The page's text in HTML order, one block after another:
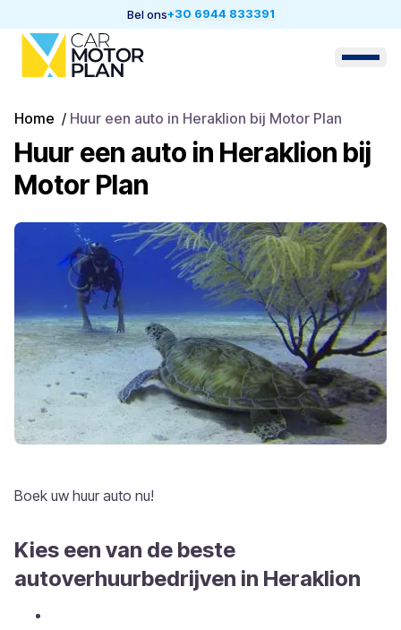
Bel ons+30 6944 833391
Home / Huur een auto in Heraklion bij Motor Plan
Huur een auto in Heraklion bij
Motor Plan
Boek uw huur auto nu!
Kies een van de beste
autoverhuurbedrijven in Heraklion